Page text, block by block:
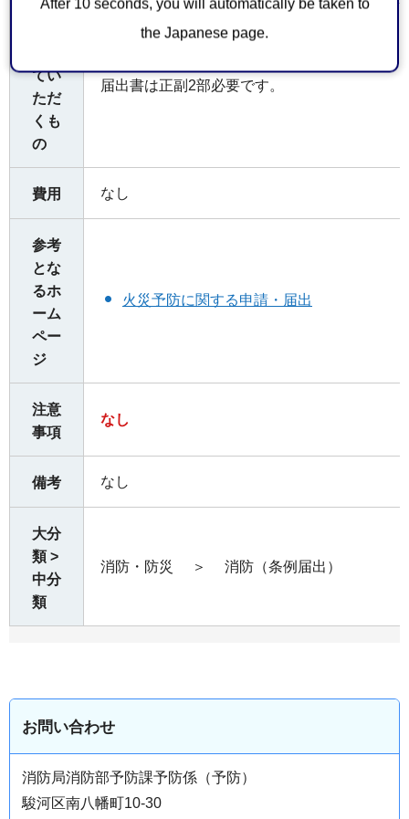
After 10 seconds, you will automatically be taken to
the Japanese page.
てい
ただ
くも
の
届出書は正副2部必要です。
費用 なし
参考
とな
るホ
ーム
ペー
ジ
火災予防に関する申請・届出
注意
事項
なし
備考 なし
大分
類 >
中分
類
消防・防災 ＞ 消防（条例届出）
お問い合わせ
消防局消防部予防課予防係（予防）
駿河区南八幡町10-30